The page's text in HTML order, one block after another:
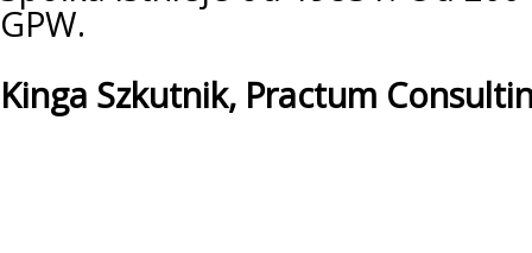
GPW.
Kinga Szkutnik, Practum